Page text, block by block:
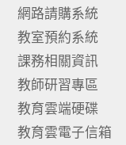
網路請購系統
教室預約系統
課務相關資訊
教師研習專區
教育雲端硬碟
教育雲電子信箱